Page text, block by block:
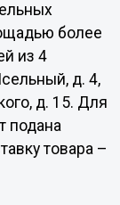
более
из 4
д. 4,
д. 15. Для
подана
товара –